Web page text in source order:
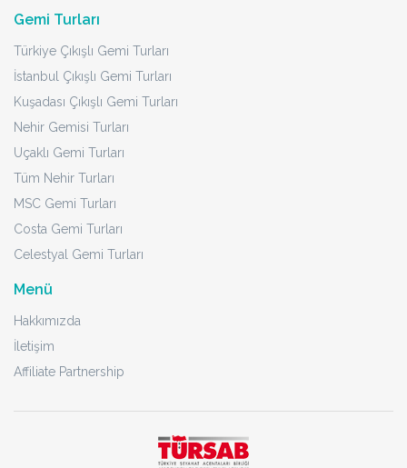
Gemi Turları
Türkiye Çıkışlı Gemi Turları
İstanbul Çıkışlı Gemi Turları
Kuşadası Çıkışlı Gemi Turları
Nehir Gemisi Turları
Uçaklı Gemi Turları
Tüm Nehir Turları
MSC Gemi Turları
Costa Gemi Turları
Celestyal Gemi Turları
Menü
Hakkımızda
İletişim
Affiliate Partnership